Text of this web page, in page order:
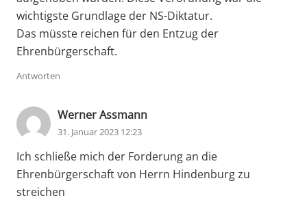
wichtigste Grundlage der NS-Diktatur.
Das müsste reichen für den Entzug der
Ehrenbürgerschaft.
Antworten
Werner Assmann
31. Januar 2023 12:23
Ich schließe mich der Forderung an die
Ehrenbürgerschaft von Herrn Hindenburg zu
streichen